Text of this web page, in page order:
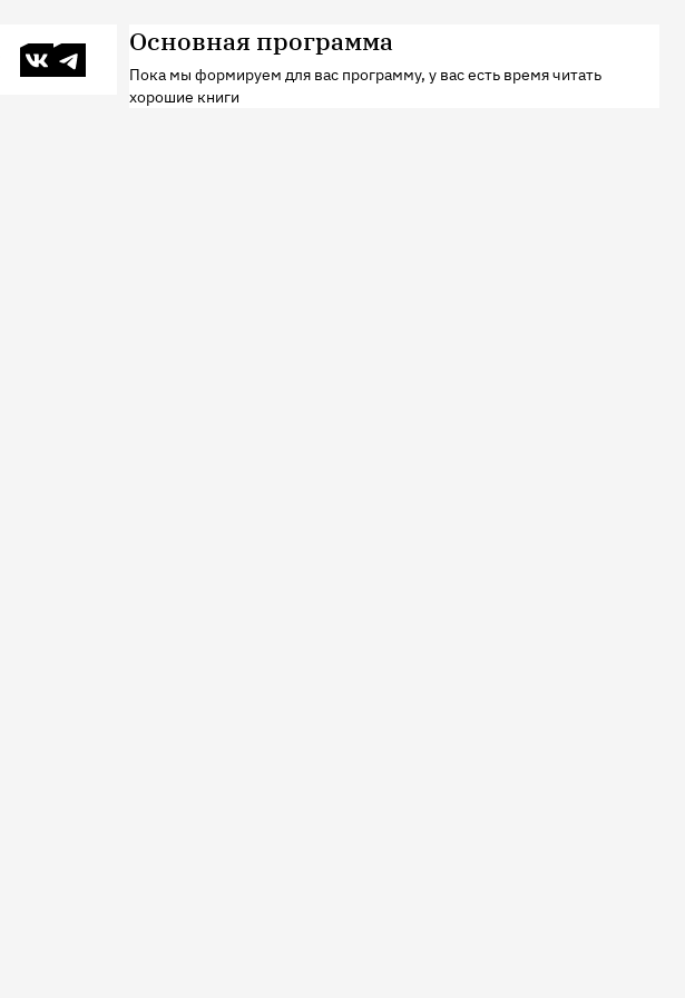
Основная программа
Пока мы формируем для вас программу, у вас есть время читать
хорошие книги
В контактеТелеграм